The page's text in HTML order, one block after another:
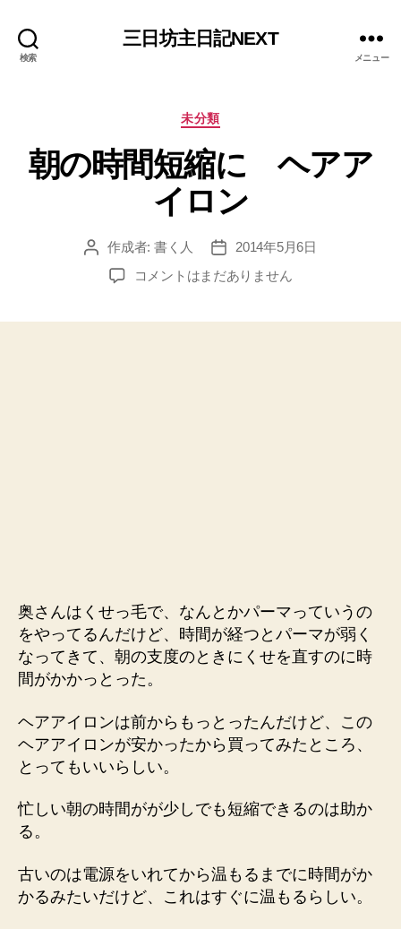
検索
三日坊主日記NEXT
メニュー
カ
ゴ
リ
ー
未分類
朝の時間短縮に ヘアア
イロン
投 作成者: 書く人
投
稿
日
2014年5月6日
朝
コメントはまだありません
奥さんはくせっ毛で、なんとかパーマっていうの
をやってるんだけど、時間が経つとパーマが弱く
なってきて、朝の支度のときにくせを直すのに時
間がかかっとった。
ヘアアイロンは前からもっとったんだけど、この
ヘアアイロンが安かったから買ってみたところ、
とってもいいらしい。
忙しい朝の時間がが少しでも短縮できるのは助か
る。
古いのは電源をいれてから温もるまでに時間がか
かるみたいだけど、これはすぐに温もるらしい。